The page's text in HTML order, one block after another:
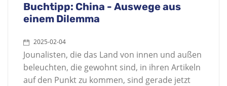
Buchtipp: China - Auswege aus
einem Dilemma
2025-02-04
Jounalisten, die das Land von innen und außen
beleuchten, die gewohnt sind, in ihren Artikeln
auf den Punkt zu kommen, sind gerade jetzt